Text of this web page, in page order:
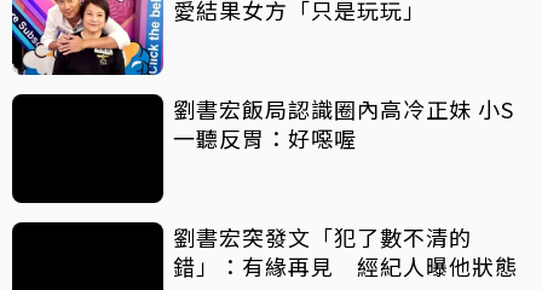
愛結果女方「只是玩玩」
劉書宏飯局認識圈內高冷正妹 小S
一聽反胃：好噁喔
劉書宏突發文「犯了數不清的
錯」：有緣再見 經紀人曝他狀態